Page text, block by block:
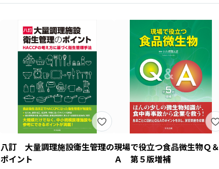
八訂 大量調理施設衛生管理の
ポイント
現場で役立つ食品微生物Ｑ＆
Ａ 第５版増補